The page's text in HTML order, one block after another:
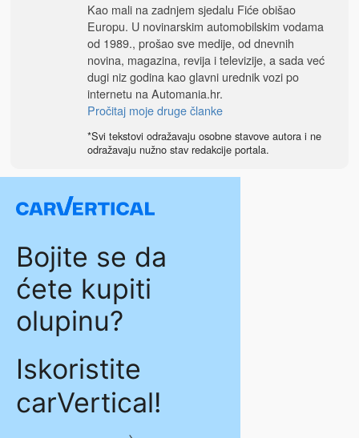
Kao mali na zadnjem sjedalu Fiće obišao
Europu. U novinarskim automobilskim vodama
od 1989., prošao sve medije, od dnevnih
novina, magazina, revija i televizije, a sada već
dugi niz godina kao glavni urednik vozi po
internetu naAutomania.hr.
Pročitaj moje druge članke
*Svi tekstovi odražavaju osobne stavove autora i ne
odražavaju nužno stav redakcije portala.